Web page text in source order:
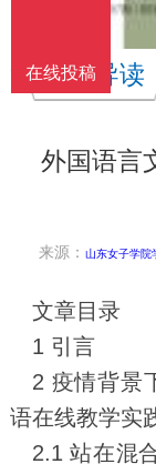
期刊导读
外国语言
来源： 山东女子学院
文章目录
1 引言
2 疫情背景
语在线教学实
2.1 站在混
在线投稿